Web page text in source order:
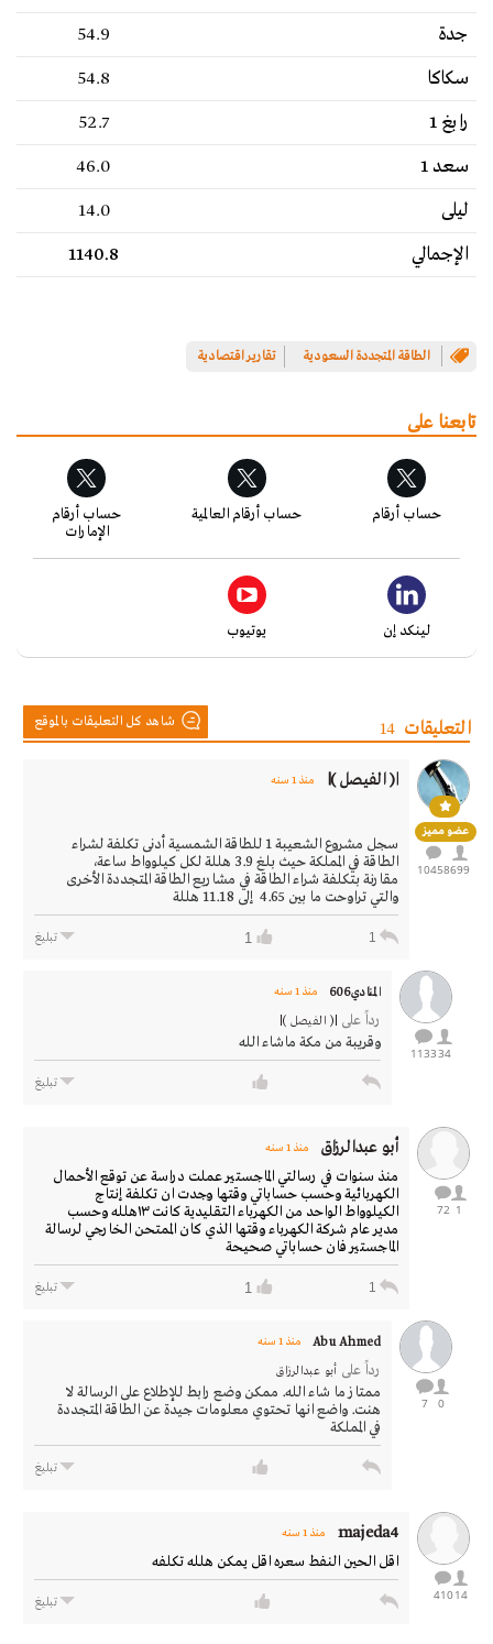
جدة
54.9
سكاكا
54.8
رابغ 1
52.7
سعد 1
46.0
ليلى
14.0
الإجمالي
1140.8
الطاقة المتجددة السعودية تقارير اقتصادية
تابعنا على
حساب أرقام
الإمارات
حساب أرقام العالمية حساب أرقام
يوتيوب لينكد إن
شاهد كل التعليقات بالموقع التعليقات 14
عضو مميز
699
10458
|( الفيصل )| منذ 1 سنه
سجل مشروع الشعيبة 1 للطاقة الشمسية أدنى تكلفة لشراء
الطاقة في المملكة حيث بلغ 3.9 هللة لكل كيلوواط ساعة،
مقارنة بتكلفة شراء الطاقة في مشاريع الطاقة المتجددة الأخرى
والتي تراوحت ما بين 4.65 إلى 11.18 هللة
1
1 تبليغ
34
1133
المنادي606 منذ 1 سنه
رداً على |( الفيصل )|
وقريبة من مكة ماشاء الله
تبليغ
1
72
أبو عبدالرزاق منذ 1 سنه
منذ سنوات في رسالتي الماجستير عملت دراسة عن توقع الأحمال
الكهربائية وحسب حساباتي وقتها وجدت ان تكلفة إنتاج
الكيلوواط الواحد من الكهرباء التقليدية كانت ١٣هلله وحسب
مدير عام شركة الكهرباء وقتها الذي كان الممتحن الخارجي لرسالة
الماجستير فان حساباتي صحيحة
1
1 تبليغ
0
7
Abu Ahmed منذ 1 سنه
رداً على أبو عبدالرزاق
ممتاز ما شاء الله. ممكن وضع رابط للإطلاع على الرسالة لا
هنت. واضع انها تحتوي معلومات جيدة عن الطاقة المتجددة
في المملكة
تبليغ
14
410
majeda4 منذ 1 سنه
اقل الحين النفط سعره اقل يمكن هلله تكلفه
تبليغ